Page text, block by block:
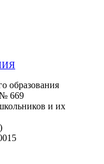
образования
№ 669
и их